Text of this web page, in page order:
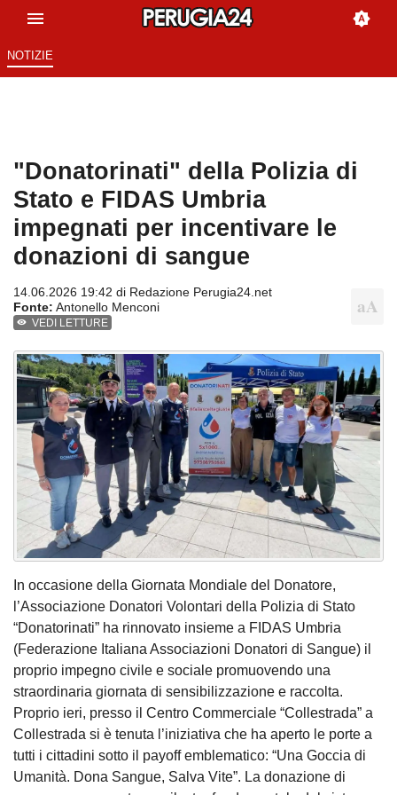
NOTIZIE
"Donatorinati" della Polizia di
Stato e FIDAS Umbria
impegnati per incentivare le
donazioni di sangue
14.06.2026 19:42 di Redazione Perugia24.net
Fonte: Antonello Menconi
VEDI LETTURE
In occasione della Giornata Mondiale del Donatore,
l’Associazione Donatori Volontari della Polizia di Stato
“Donatorinati” ha rinnovato insieme a FIDAS Umbria
(Federazione Italiana Associazioni Donatori di Sangue) il
proprio impegno civile e sociale promuovendo una
straordinaria giornata di sensibilizzazione e raccolta.
Proprio ieri, presso il Centro Commerciale “Collestrada” a
Collestrada si è tenuta l’iniziativa che ha aperto le porte a
tutti i cittadini sotto il payoff emblematico: “Una Goccia di
Umanità. Dona Sangue, Salva Vite”. La donazione di